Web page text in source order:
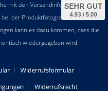
mit den Versandinformationen
der Produktfotografie und
kann es dazu kommen, dass die
wiedergegeben wird.
Widerrufsformular
Widerrufsrecht
SEHR GUT
4.93 / 5.00